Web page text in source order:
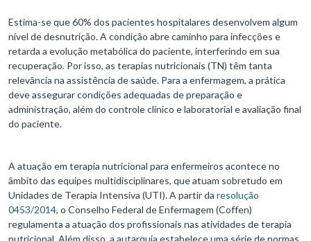
Estima-se que 60% dos pacientes hospitalares desenvolvem algum
nível de desnutrição. A condição abre caminho para infecções e
retarda a evolução metabólica do paciente, interferindo em sua
recuperação. Por isso, as terapias nutricionais (TN) têm tanta
relevância na assistência de saúde. Para a enfermagem, a prática
deve assegurar condições adequadas de preparação e
administração, além do controle clínico e laboratorial e avaliação final
do paciente.
A atuação em terapia nutricional para enfermeiros acontece no
âmbito das equipes multidisciplinares, que atuam sobretudo em
Unidades de Terapia Intensiva (UTI). A partir da resolução
0453/2014, o Conselho Federal de Enfermagem (Coffen)
regulamenta a atuação dos profissionais nas atividades de terapia